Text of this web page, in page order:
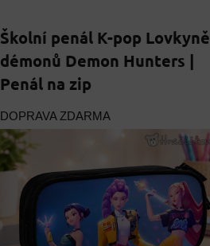
Školní penál K-pop Lovkyně
démonů Demon Hunters |
Penál na zip
DOPRAVA ZDARMA